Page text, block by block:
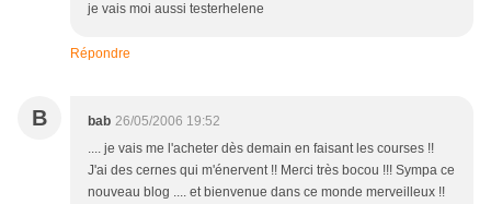
je vais moi aussi testerhelene
Répondre
B bab 26/05/2006 19:52
.... je vais me l'acheter dès demain en faisant les courses !!
J'ai des cernes qui m'énervent !! Merci très bocou !!! Sympa ce
nouveau blog .... et bienvenue dans ce monde merveilleux !!